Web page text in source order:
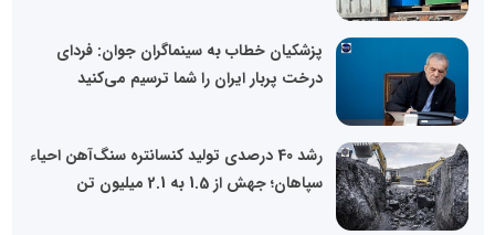
پزشکیان خطاب به سینماگران جوان: فردای
درخت پربار ایران را شما ترسیم می‌کنید
رشد 40 درصدی تولید کنسانتره سنگ‌آهن احیاء
سپاهان؛ جهش از 1.5 به 2.1 میلیون تن